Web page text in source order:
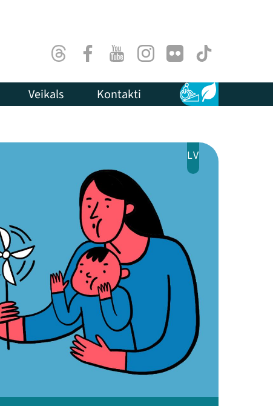
ThreadsFacebookYoutubeInstagram
Flick TikTok
Veikals Kontakti Pieejamība
Ilgtspēja
LV